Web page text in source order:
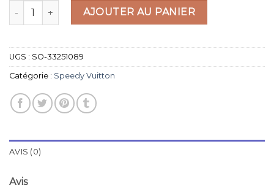
quantité de speedy vuittonAJOUTER AU PANIER
UGS : SO-33251089
Catégorie : Speedy Vuitton
AVIS (0)
Avis